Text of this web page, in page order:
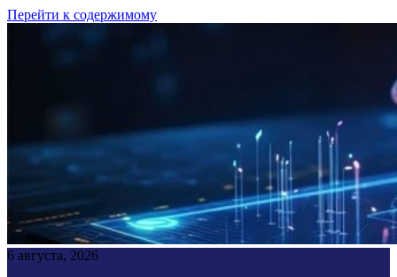
Перейти к содержимому
6 августа, 2026